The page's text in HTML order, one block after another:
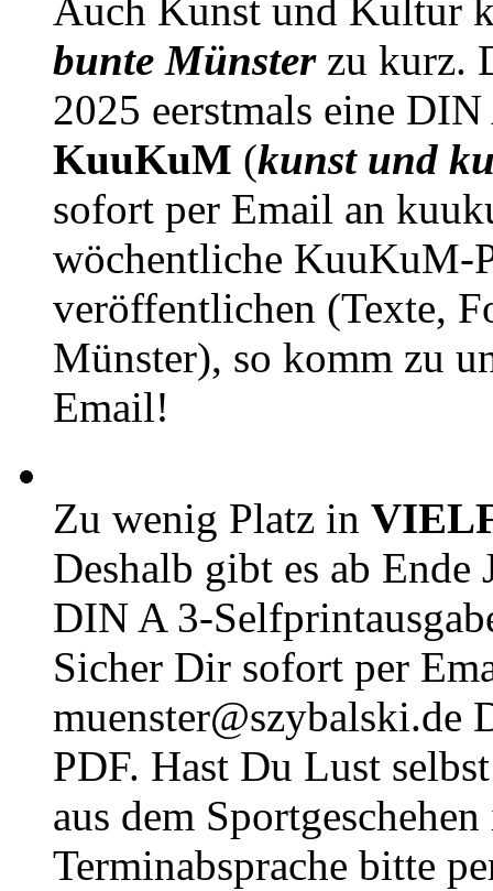
Auch Kunst und Kultur
bunte Münsterzu kurz.
2025 eerstmals eine
KuuKuM (kunst und
sofort per Email an
wöchentliche KuuKuM-
veröffentlichen (Texte,
Münster), so komm zu
Email!
Zu wenig Platz in
Deshalb gibt es ab Ende
DIN A 3-
Sicher Dir sofort per
muenster@szybalski.de
PDF. Hast Du Lust
aus dem
Terminabsprache bitte